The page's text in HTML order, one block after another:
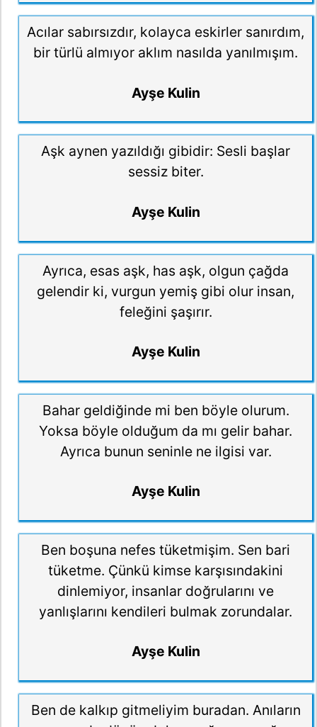
Acılar sabırsızdır, kolayca eskirler sanırdım,
bir türlü almıyor aklım nasılda yanılmışım.
Ayşe Kulin
Aşk aynen yazıldığı gibidir: Sesli başlar
sessiz biter.
Ayşe Kulin
Ayrıca, esas aşk, has aşk, olgun çağda
gelendir ki, vurgun yemiş gibi olur insan,
feleğini şaşırır.
Ayşe Kulin
Bahar geldiğinde mi ben böyle olurum.
Yoksa böyle olduğum da mı gelir bahar.
Ayrıca bunun seninle ne ilgisi var.
Ayşe Kulin
Ben boşuna nefes tüketmişim. Sen bari
tüketme. Çünkü kimse karşısındakini
dinlemiyor, insanlar doğrularını ve
yanlışlarını kendileri bulmak zorundalar.
Ayşe Kulin
Ben de kalkıp gitmeliyim buradan. Anıların